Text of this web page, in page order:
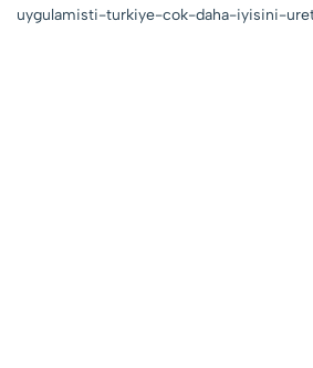
uygulamisti-turkiye-cok-daha-iyisini-